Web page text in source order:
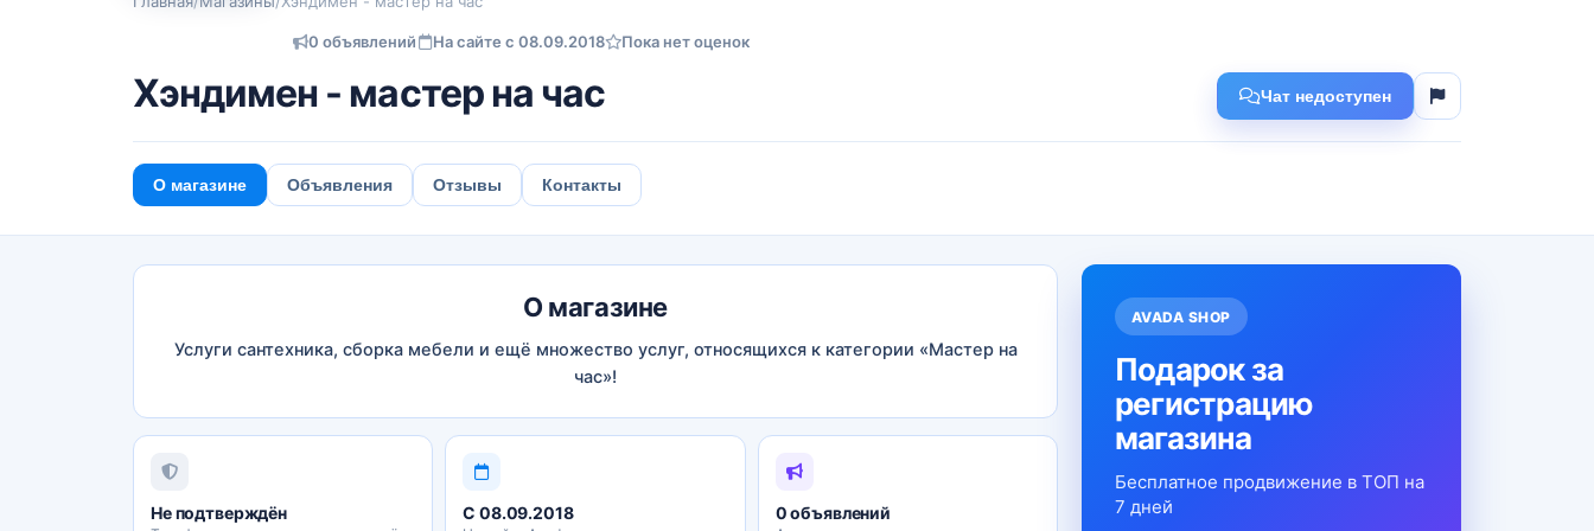
0 объявлений На сайте с 08.09.2018 Пока нет оценок
Хэндимен - мастер на час Чат недоступен
О магазине Объявления Отзывы Контакты
О магазине
Услуги сантехника, сборка мебели и ещё множество услуг, относящихся к категории «Мастер на
час»!
Не подтверждён С 08.09.2018 0 объявлений
AVADA SHOP
Подарок за
регистрацию
магазина
Бесплатное продвижение в ТОП на
7 дней